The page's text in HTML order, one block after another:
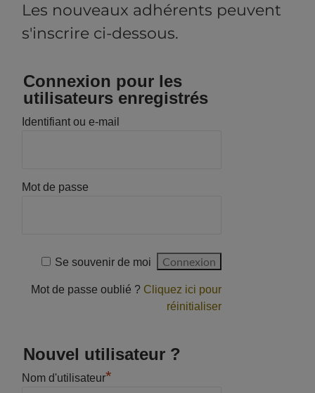
Les nouveaux adhérents peuvent
s'inscrire ci-dessous.
Connexion pour les
utilisateurs enregistrés
Identifiant ou e-mail
Mot de passe
Se souvenir de moi
Mot de passe oublié ? Cliquez ici pour
réinitialiser
Nouvel utilisateur ?
Nom d'utilisateur*